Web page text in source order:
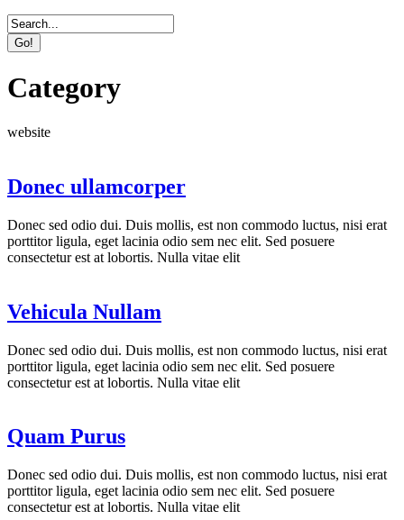
Category
website
Donec ullamcorper
Donec sed odio dui. Duis mollis, est non commodo luctus, nisi erat
porttitor ligula, eget lacinia odio sem nec elit. Sed posuere
consectetur est at lobortis. Nulla vitae elit
Vehicula Nullam
Donec sed odio dui. Duis mollis, est non commodo luctus, nisi erat
porttitor ligula, eget lacinia odio sem nec elit. Sed posuere
consectetur est at lobortis. Nulla vitae elit
Quam Purus
Donec sed odio dui. Duis mollis, est non commodo luctus, nisi erat
porttitor ligula, eget lacinia odio sem nec elit. Sed posuere
consectetur est at lobortis. Nulla vitae elit